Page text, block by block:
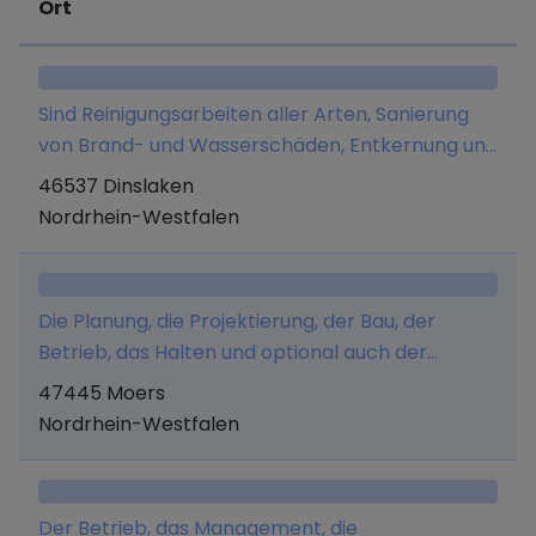
Ort
Sind Reinigungsarbeiten aller Arten, Sanierung
von Brand- und Wasserschäden, Entkernung und
Entrümpelung sowie die Autovermietung.
46537 Dinslaken
Nordrhein-Westfalen
Die Planung, die Projektierung, der Bau, der
Betrieb, das Halten und optional auch der
Verkauf von Fahrzeug-Ladeinfrastruktur für
Kunden- und Flottenfahrzeuge auf fremden,
insbesondere einschließlich der für die
Produktion und den Verkauf von Ladestrom
47445 Moers
Nordrhein-Westfalen
Der Betrieb, das Management, die